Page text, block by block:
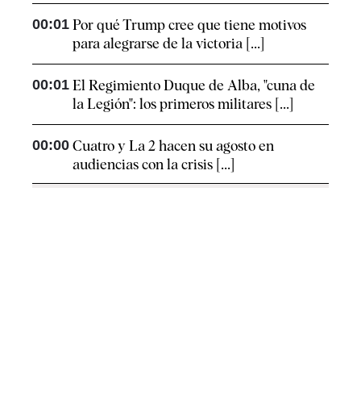
00:01 Por qué Trump cree que tiene motivos
para alegrarse de la victoria [...]
00:01 El Regimiento Duque de Alba, "cuna de
la Legión": los primeros militares [...]
00:00 Cuatro y La 2 hacen su agosto en
audiencias con la crisis [...]